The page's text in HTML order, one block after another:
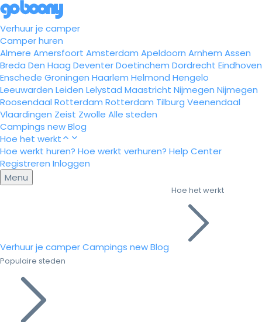
Verhuur je camper
Camper huren
Almere Amersfoort Amsterdam Apeldoorn Arnhem Assen
Breda Den Haag DeventerDoetinchem Dordrecht Eindhoven
Enschede Groningen Haarlem Helmond Hengelo
Leeuwarden Leiden Lelystad Maastricht Nijmegen Nijmegen
Roosendaal Rotterdam Rotterdam Tilburg Veenendaal
Vlaardingen Zeist Zwolle Alle steden
Campings newBlog
Hoe het werkt
Hoe werkt huren? Hoe werkt verhuren? Help Center
Registreren Inloggen
Menu
Verhuur je camperCampings newBlog
Hoe het werkt
Populaire steden